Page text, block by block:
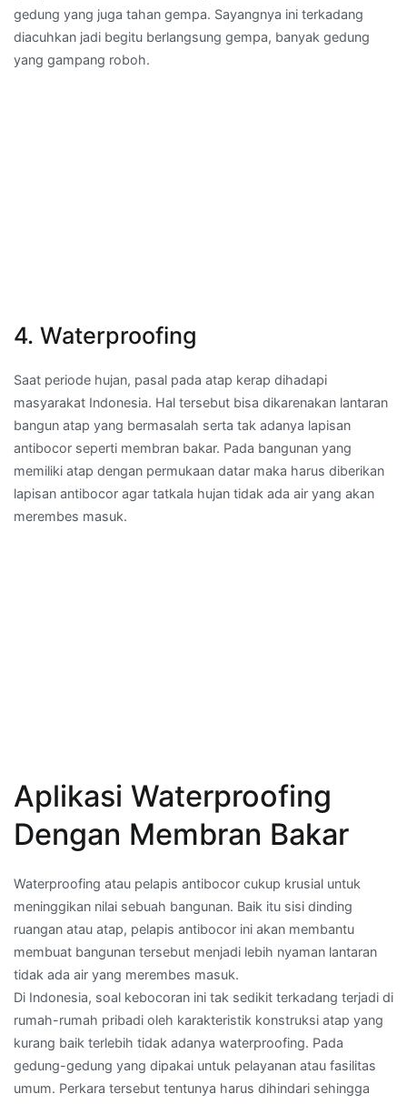
gedung yang juga tahan gempa. Sayangnya ini terkadang
diacuhkan jadi begitu berlangsung gempa, banyak gedung
yang gampang roboh.
4. Waterproofing
Saat periode hujan, pasal pada atap kerap dihadapi
masyarakat Indonesia. Hal tersebut bisa dikarenakan lantaran
bangun atap yang bermasalah serta tak adanya lapisan
antibocor seperti membran bakar. Pada bangunan yang
memiliki atap dengan permukaan datar maka harus diberikan
lapisan antibocor agar tatkala hujan tidak ada air yang akan
merembes masuk.
Aplikasi Waterproofing
Dengan Membran Bakar
Waterproofing atau pelapis antibocor cukup krusial untuk
meninggikan nilai sebuah bangunan. Baik itu sisi dinding
ruangan atau atap, pelapis antibocor ini akan membantu
membuat bangunan tersebut menjadi lebih nyaman lantaran
tidak ada air yang merembes masuk.
Di Indonesia, soal kebocoran ini tak sedikit terkadang terjadi di
rumah-rumah pribadi oleh karakteristik konstruksi atap yang
kurang baik terlebih tidak adanya waterproofing. Pada
gedung-gedung yang dipakai untuk pelayanan atau fasilitas
umum. Perkara tersebut tentunya harus dihindari sehingga